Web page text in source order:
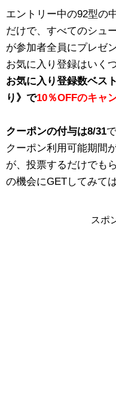
エントリー中の92型の
だけで、すべてのシュ
が参加者全員にプレゼ
お気に入り登録はいく
お気に入り登録数ベス
り》で10％OFFのキャ
クーポンの付与は8/31
クーポン利用可能期間
が、投票するだけでも
の機会にGETしてみて
スポ